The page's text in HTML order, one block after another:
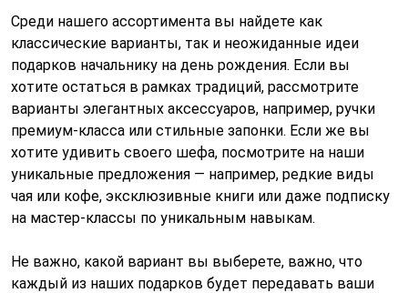
Среди нашего ассортимента вы найдете как
классические варианты, так и неожиданные идеи
подарков начальнику на день рождения. Если вы
хотите остаться в рамках традиций, рассмотрите
варианты элегантных аксессуаров, например, ручки
премиум-класса или стильные запонки. Если же вы
хотите удивить своего шефа, посмотрите на наши
уникальные предложения — например, редкие виды
чая или кофе, эксклюзивные книги или даже подписку
на мастер-классы по уникальным навыкам.
Не важно, какой вариант вы выберете, важно, что
каждый из наших подарков будет передавать ваши